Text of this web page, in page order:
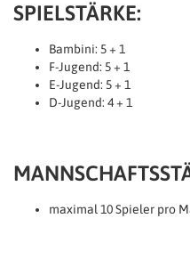
SPIELSTÄRKE:
Bambini: 5 + 1
F-Jugend: 5 + 1
E-Jugend: 5 + 1
D-Jugend: 4 + 1
maximal 10 Spieler pro